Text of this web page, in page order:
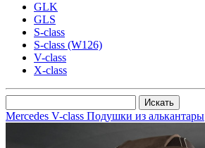
GLK
GLS
S-class
S-class (W126)
V-class
X-class
Mercedes V-class Подушки из алькантары